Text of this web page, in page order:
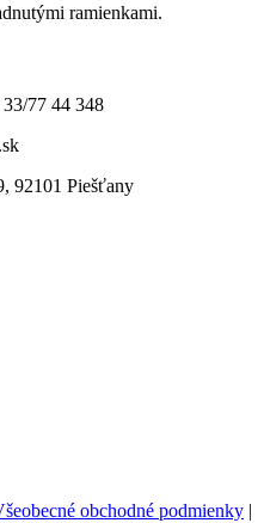
ramienkami.
77 44 348
92101 Piešťany
obchodné podmienky |